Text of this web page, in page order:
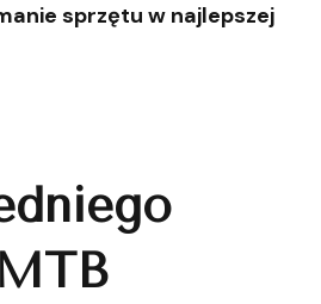
sprzętu w najlepszej